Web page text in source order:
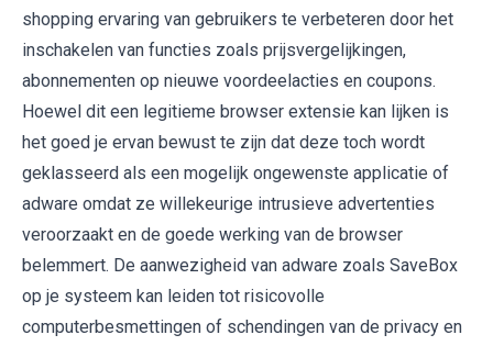
shopping ervaring van gebruikers te verbeteren door het
inschakelen van functies zoals prijsvergelijkingen,
abonnementen op nieuwe voordeelacties en coupons.
Hoewel dit een legitieme browser extensie kan lijken is
het goed je ervan bewust te zijn dat deze toch wordt
geklasseerd als een mogelijk ongewenste applicatie of
adware omdat ze willekeurige intrusieve advertenties
veroorzaakt en de goede werking van de browser
belemmert. De aanwezigheid van adware zoals SaveBox
op je systeem kan leiden tot risicovolle
computerbesmettingen of schendingen van de privacy en